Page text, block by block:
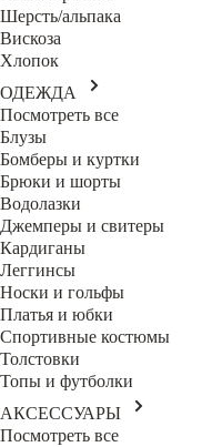
Шерсть/альпака
Вискоза
Хлопок
ОДЕЖДА
Посмотреть все
Блузы
Бомберы и куртки
Брюки и шорты
Водолазки
Джемперы и свитеры
Кардиганы
Леггинсы
Носки и гольфы
Платья и юбки
Спортивные костюмы
Толстовки
Топы и футболки
АКСЕССУАРЫ
Посмотреть все